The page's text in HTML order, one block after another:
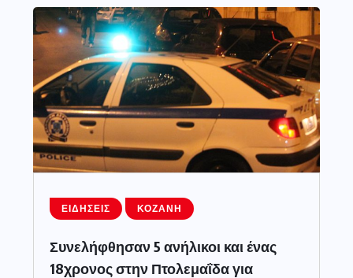
ΕΙΔΉΣΕΙΣ ΚΟΖΆΝΗ
Συνελήφθησαν 5 ανήλικοι και ένας
18χρονος στην Πτολεμαΐδα για